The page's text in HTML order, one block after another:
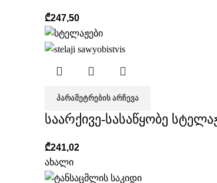
₾247,50
ᲞᲐᲠᲐᲛᲔᲢᲠᲔᲑᲘᲡ ᲐᲠᲩᲔᲕᲐ
საარქივე-სასაწყობე
₾241,02
ახალი